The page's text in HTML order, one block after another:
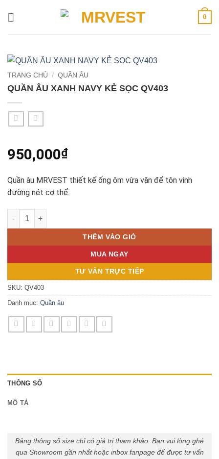
0
TRANG CHỦ / QUẦN ÂU
QUẦN ÂU XANH NAVY KẺ SỌC QV403
950,000₫
Quần âu MRVEST thiết kế ống ôm vừa vặn để tôn vinh
đường nét cơ thể.
QUẦN ÂU XANH NAVY KẺ SỌC QV403 số lượng
THÊM VÀO GIỎ
MUA NGAY
TƯ VẤN TRỰC TIẾP
SKU: QV403
Danh mục: Quần âu
THÔNG SỐ
MÔ TẢ
Bảng thông số size chỉ có giá trị tham khảo. Bạn vui lòng ghé
qua Showroom gần nhất hoặc inbox fanpage để được tư vấn